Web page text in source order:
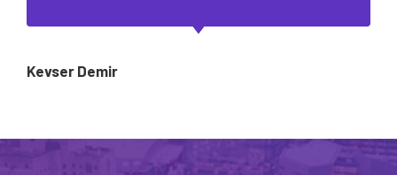
Kevser Demir